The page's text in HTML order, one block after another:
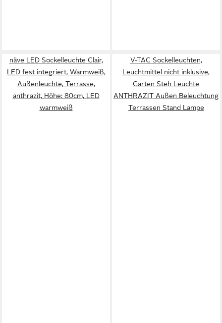
näve LED Sockelleuchte Clair,
LED fest integriert, Warmweiß,
Außenleuchte, Terrasse,
anthrazit, Höhe: 80cm, LED
warmweiß
V-TAC Sockelleuchten,
Leuchtmittel nicht inklusive,
Garten Steh Leuchte
ANTHRAZIT Außen Beleuchtung
Terrassen Stand Lampe